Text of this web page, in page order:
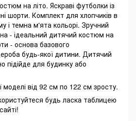
на літо. Яскраві футболки із
шорти. Комплект для хлопчиків в
і темна м'ята кольорі. Зручний
- ідеальний дитячий костюм на
- основа базового
будь-якої дитини. Дитячий
підійде для будинку або
моделі від 92 см по 122 см зросту.
будь ласка таблицею